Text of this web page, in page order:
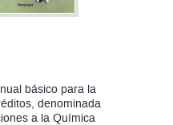
básico para la
denominada
a la Química